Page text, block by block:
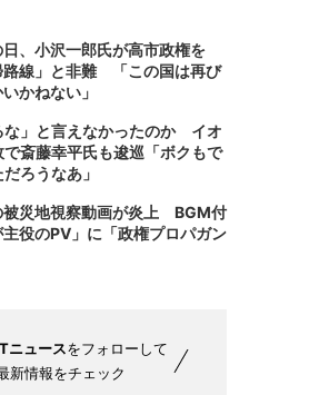
、小沢一郎氏が高市政権を
路線」と非難 「この国は再び
かねない」
な」と言えなかったのか イオ
で斎藤幸平氏も逡巡「ボクもで
ろうなあ」
被災地視察動画が炎上 BGM付
主役のPV」に「政権プロパガン
ニュースをフォローして
新情報をチェック